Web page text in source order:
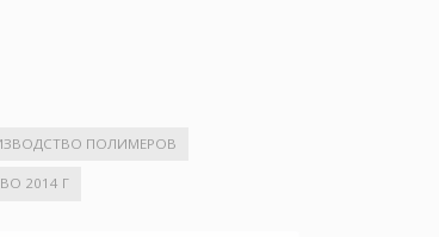
ПОЛИМЕРОВ
2014 Г